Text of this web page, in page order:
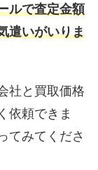
ルで査定金額
遣いがいりま
社と買取価格
依頼できま
てみてくださ